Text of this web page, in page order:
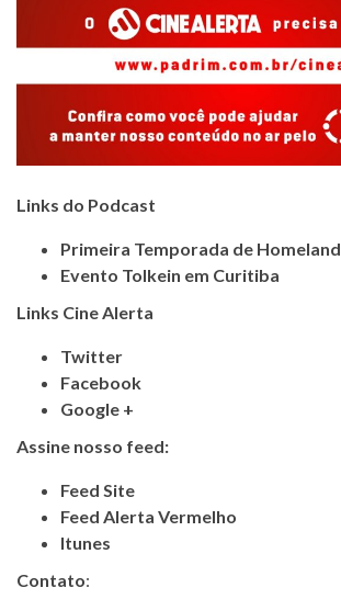
Links do Podcast
Primeira Temporada de Homeland
Evento Tolkein em Curitiba
Links Cine Alerta
Twitter
Facebook
Google +
Assine nosso feed:
Feed Site
Feed Alerta Vermelho
Itunes
Contato: